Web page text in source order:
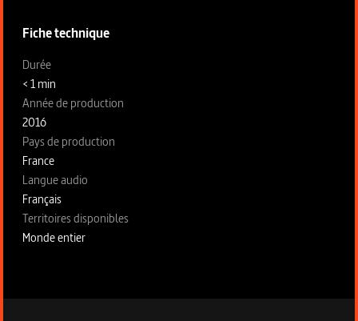
Fiche technique
Fiche technique section gauche
Durée
< 1 min
Année de production
2016
Pays de production
France
Langue audio
Français
Territoires disponibles
Monde entier